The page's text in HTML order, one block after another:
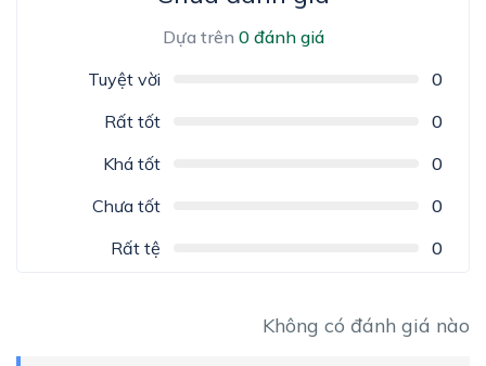
Dựa trên 0 đánh giá
Tuyệt vời
0
Rất tốt
0
Khá tốt
0
Chưa tốt
0
Rất tệ
0
Không có đánh giá nào